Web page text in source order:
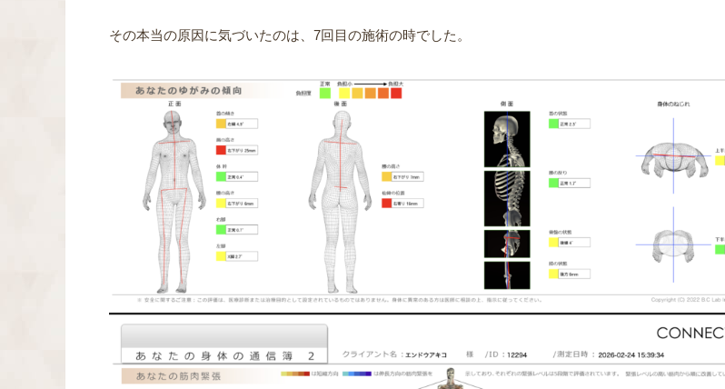
その本当の原因に気づいたのは、7回目の施術の時でした。